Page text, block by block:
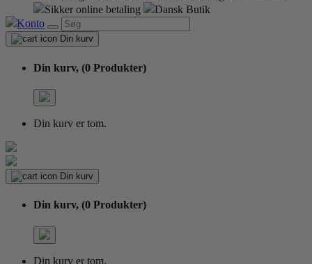
Sikker online betaling
Dansk Butik
Konto
Din kurv
Din kurv, (0 Produkter)
Din kurv er tom.
Din kurv
Din kurv, (0 Produkter)
Din kurv er tom.